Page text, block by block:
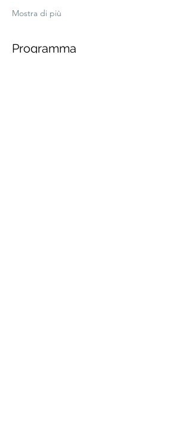
Mostra di più
Programma